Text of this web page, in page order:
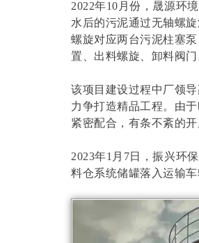
2022年10月份，晟源环
水后的污泥通过无轴螺
螺旋对应两台污泥柱塞
置、出料螺旋、卸料阀门
该项目建设过程中厂领
力争打造精品工程。由
紧密配合，有条不紊的开
2023年1月7日，振兴环
料仓系统储罐落入运输